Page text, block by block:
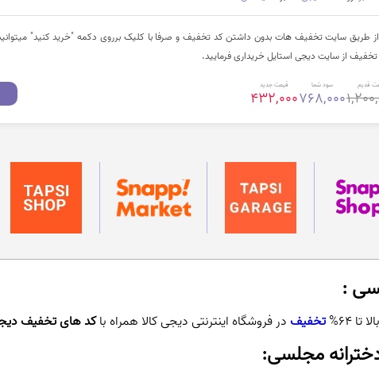
طریق سایت تخفیف هات بدون داشتن کد تخفیف و صرفا با کلیک برروی دکمه "خرید کنید" میتوانید
قدیم سود شما
768,000
قیمت جدید
432,000
:
64% تخفیف در فروشگاه اینترنتی دیجی کالا همراه باکد های تخفیف
مجلسی: